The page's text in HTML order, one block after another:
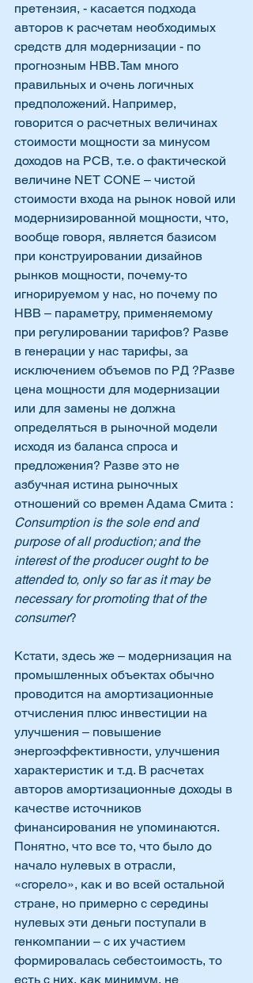
претензия, - касается подхода
авторов к расчетам необходимых
средств для модернизации - по
прогнозным НВВ. Там много
правильных и очень логичных
предположений. Например,
говорится о расчетных величинах
стоимости мощности за минусом
доходов на РСВ, т.е. о фактической
величине NET CОNE – чистой
стоимости входа на рынок новой или
модернизированной мощности, что,
вообще говоря, является базисом
при конструировании дизайнов
рынков мощности, почему-то
игнорируемом у нас, но почему по
НВВ – параметру, применяемому
при регулировании тарифов? Разве
в генерации у нас тарифы, за
исключением объемов по РД ?Разве
цена мощности для модернизации
или для замены не должна
определяться в рыночной модели
исходя из баланса спроса и
предложения? Разве это не
азбучная истина рыночных
отношений со времен Адама Смита :
Consumption is the sole end and
purpose of all production; and the
interest of the producer ought to be
attended to, only so far as it may be
necessary for promoting that of the
consumer?
Кстати, здесь же – модернизация на
промышленных объектах обычно
проводится на амортизационные
отчисления плюс инвестиции на
улучшения – повышение
энергоэффективности, улучшения
характеристик и т.д. В расчетах
авторов амортизационные доходы в
качестве источников
финансирования не упоминаются.
Понятно, что все то, что было до
начало нулевых в отрасли,
«сгорело», как и во всей остальной
стране, но примерно с середины
нулевых эти деньги поступали в
генкомпании – с их участием
формировалась себестоимость, то
есть с них, как минимум, не